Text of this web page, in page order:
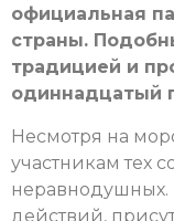
официальная
страны.
традицией и
одиннадцатый
Несмотря на
участникам тех
неравнодушных.
действий,